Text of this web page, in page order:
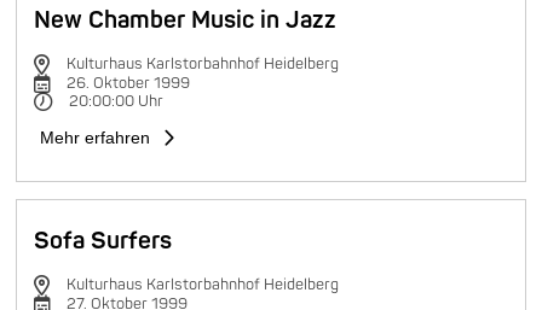
New Chamber Music in Jazz
Kulturhaus Karlstorbahnhof Heidelberg
26. Oktober 1999
20:00:00 Uhr
Mehr erfahren
Sofa Surfers
Kulturhaus Karlstorbahnhof Heidelberg
27. Oktober 1999